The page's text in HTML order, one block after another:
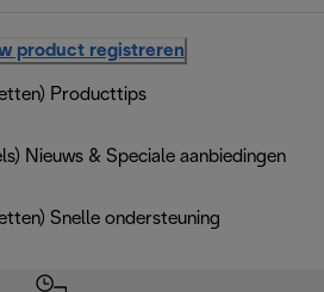
product registreren
Producttips
Nieuws & Speciale aanbiedingen
Snelle ondersteuning